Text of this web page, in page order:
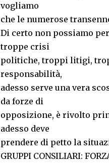
vogliamo
che le numerose
Di certo non possiamo
troppe crisi
politiche, troppi litigi,
responsabilità,
adesso serve una vera
da forze di
opposizione, è rivolto
adesso deve
prendere di petto la
GRUPPI CONSILIARI: